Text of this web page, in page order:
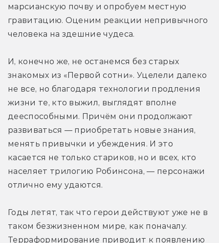
марсианскую почву и опробуем местную
гравитацию. Оценим реакции непривычного
человека на здешние чудеса.
И, конечно же, не останемся без старых
знакомых из «Первой сотни». Уцелели далеко
не все, но благодаря технологии продления
жизни те, кто выжил, выглядят вполне
дееспособными. Причём они продолжают
развиваться — приобретать новые знания,
менять привычки и убеждения. И это
касается не только стариков, но и всех, кто
населяет трилогию Робинсона, — персонажи
отлично ему удаются.
Годы летят, так что герои действуют уже не в
таком безжизненном мире, как поначалу.
Терраформирование приводит к появлению